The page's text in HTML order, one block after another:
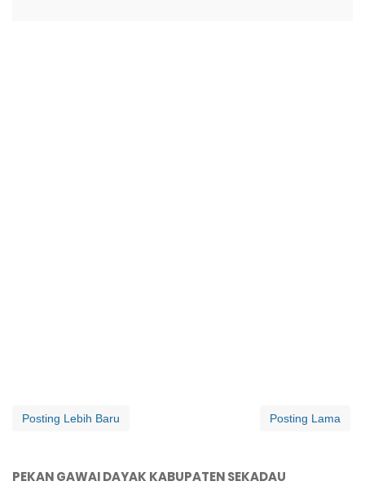
Posting Lebih Baru Posting Lama
PEKAN GAWAI DAYAK KABUPATEN SEKADAU